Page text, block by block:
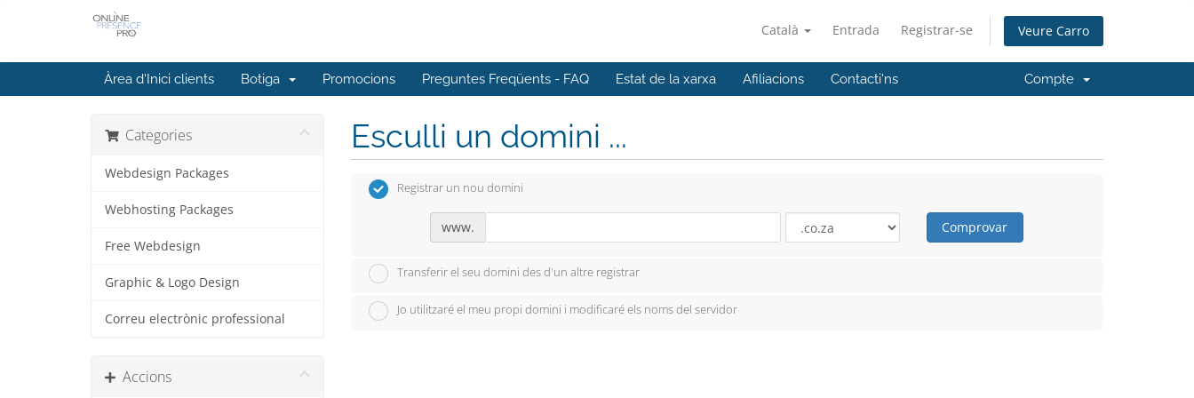
Català Entrada Registrar-se Veure Carro
Àrea d'Inici clients Botiga Promocions Preguntes Freqüents - FAQ Estat de la xarxa Afiliacions Contacti'ns Compte
Categories
Webdesign Packages
Webhosting Packages
Free Webdesign
Graphic & Logo Design
Correu electrònic professional
Accions
Esculli un domini ...
Registrar un nou domini
www. Comprovar
Transferir el seu domini des d'un altre registrar
Jo utilitzaré el meu propi domini i modificaré els noms del servidor